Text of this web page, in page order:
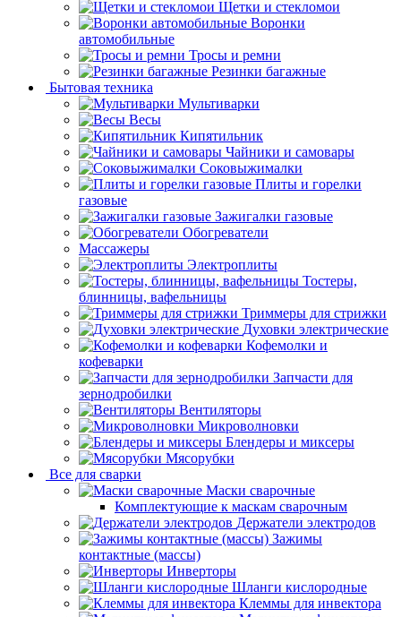
Щетки и стекломои
Воронки
автомобильные
Тросы и ремни
Резинки багажные
Бытовая техника
Мультиварки
Весы
Кипятильник
Чайники и самовары
Соковыжималки
Плиты и горелки
газовые
Зажигалки газовые
Обогреватели
Массажеры
Электроплиты
Тостеры,
блинницы, вафельницы
Триммеры для стрижки
Духовки электрические
Кофемолки и
кофеварки
Запчасти для
зернодробилки
Вентиляторы
Микроволновки
Блендеры и миксеры
Мясорубки
Все для сварки
Маски сварочные
Комплектующие к маскам сварочным
Держатели электродов
Зажимы
контактные (массы)
Инверторы
Шланги кислородные
Клеммы для инвектора